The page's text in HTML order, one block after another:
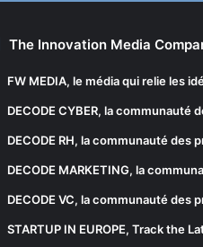
The Innovation Media
FW MEDIA, le média qui relie les
DECODE CYBER, la communauté
DECODE RH, la communauté des
DECODE MARKETING, la
DECODE VC, la communauté des
STARTUP IN EUROPE, Track the